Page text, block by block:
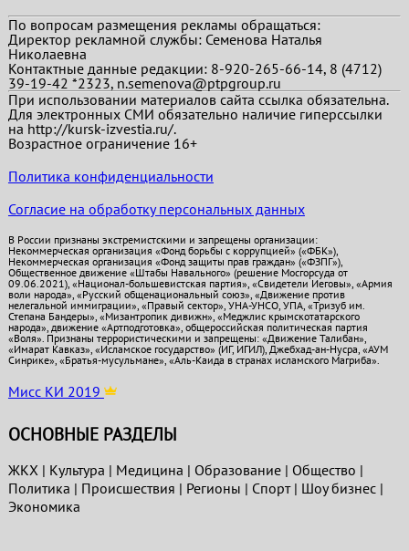
По вопросам размещения рекламы обращаться:
Директор рекламной службы: Семенова Наталья
Николаевна
Контактные данные редакции: 8-920-265-66-14, 8 (4712)
39-19-42 *2323, n.semenova@ptpgroup.ru
При использовании материалов сайта ссылка обязательна.
Для электронных СМИ обязательно наличие гиперссылки
на http://kursk-izvestia.ru/.
Возрастное ограничение 16+
Политика конфиденциальности
Согласие на обработку персональных данных
В России признаны экстремистскими и запрещены организации:
Некоммерческая организация «Фонд борьбы с коррупцией» («ФБК»),
Некоммерческая организация «Фонд защиты прав граждан» («ФЗПГ»),
Общественное движение «Штабы Навального» (решение Мосгорсуда от
09.06.2021), «Национал-большевистская партия», «Свидетели Иеговы», «Армия
воли народа», «Русский общенациональный союз», «Движение против
нелегальной иммиграции», «Правый сектор», УНА-УНСО, УПА, «Тризуб им.
Степана Бандеры», «Мизантропик дивижн», «Меджлис крымскотатарского
народа», движение «Артподготовка», общероссийская политическая партия
«Воля». Признаны террористическими и запрещены: «Движение Талибан»,
«Имарат Кавказ», «Исламское государство» (ИГ, ИГИЛ), Джебхад-ан-Нусра, «АУМ
Синрике», «Братья-мусульмане», «Аль-Каида в странах исламского Магриба».
Мисс КИ 2019
ОСНОВНЫЕ РАЗДЕЛЫ
ЖКХ | Культура | Медицина | Образование| Общество |
Политика | Проиcшествия | Регионы | Спорт| Шоу бизнес|
Экономика